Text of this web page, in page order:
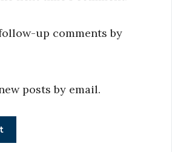
up comments by
posts by email.